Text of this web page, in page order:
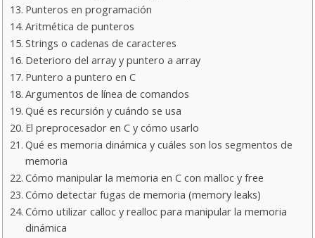
Punteros en programación
Aritmética de punteros
Strings o cadenas de caracteres
Deterioro del array y puntero a array
Puntero a puntero en C
Argumentos de línea de comandos
Qué es recursión y cuándo se usa
El preprocesador en C y cómo usarlo
Qué es memoria dinámica y cuáles son los segmentos de
memoria
Cómo manipular la memoria en C con malloc y free
Cómo detectar fugas de memoria (memory leaks)
Cómo utilizar calloc y realloc para manipular la memoria
dinámica